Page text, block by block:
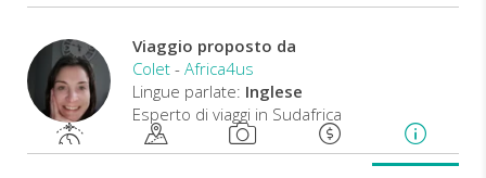
viaggio
per
esplorare
alcune
delle
meraviglie
Viaggio proposto da
Colet - Africa4us
Lingue parlate: Inglese
Esperto di viaggi in Sudafrica